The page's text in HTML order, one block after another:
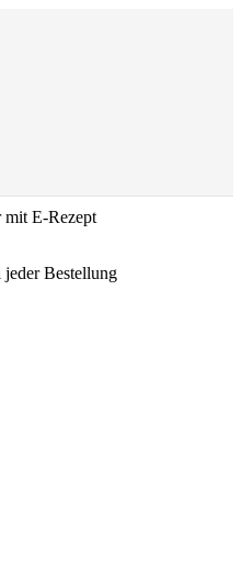
mit E-Rezept
jeder Bestellung